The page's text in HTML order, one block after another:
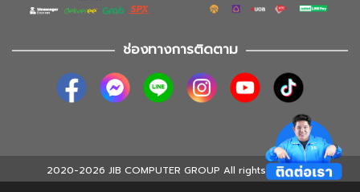
ช่องทางการติดตาม
2020-2026 JIB COMPUTER GROUP All rights reserved